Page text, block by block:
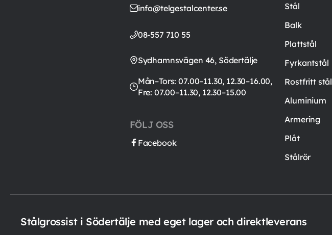
info@telgestalcenter.se
08-557 710 55
Sydhamnsvägen 46, Södertälje
Mån–Tors: 07.00–11.30, 12.30–16.00,
Fre: 07.00–11.30, 12.30–15.00
FÖLJ OSS
Facebook
Stål
Balk
Plattstål
Fyrkantstål
Rostfritt stål
Aluminium
Armering
Plåt
Stålrör
Stålgrossist i Södertälje med eget lager och direktleverans